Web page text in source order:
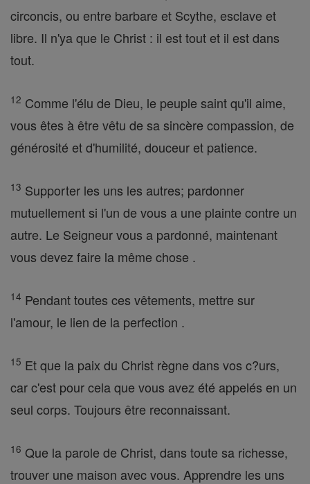
circoncis, ou entre barbare et Scythe, esclave et
libre. Il n'ya que le Christ : il est tout et il est dans
tout.
12 Comme l'élu de Dieu, le peuple saint qu'il aime,
vous êtes à être vêtu de sa sincère compassion, de
générosité et d'humilité, douceur et patience.
13 Supporter les uns les autres; pardonner
mutuellement si l'un de vous a une plainte contre un
autre. Le Seigneur vous a pardonné, maintenant
vous devez faire la même chose .
14 Pendant toutes ces vêtements, mettre sur
l'amour, le lien de la perfection .
15 Et que la paix du Christ règne dans vos c?urs,
car c'est pour cela que vous avez été appelés en un
seul corps. Toujours être reconnaissant.
16 Que la parole de Christ, dans toute sa richesse,
trouver une maison avec vous. Apprendre les uns